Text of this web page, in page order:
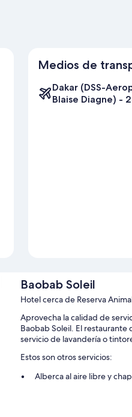
Medios de
Dakar (DSS-
Blaise Diagne) -
Baobab Soleil
Hotel cerca de Reserva
Aprovecha la calidad de
Baobab Soleil. El
servicio de lavandería o
Estos son otros servicios:
Alberca al aire libre y